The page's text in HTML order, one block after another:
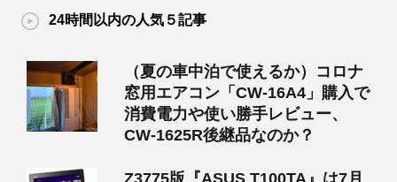
24時間以内の人気５記事
（夏の車中泊で使えるか）コロナ
窓用エアコン「CW-16A4」購入で
消費電力や使い勝手レビュー、
CW-1625R後継品なのか？